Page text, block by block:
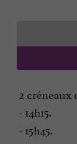
2 créneaux
- 14h15.
- 15h45.